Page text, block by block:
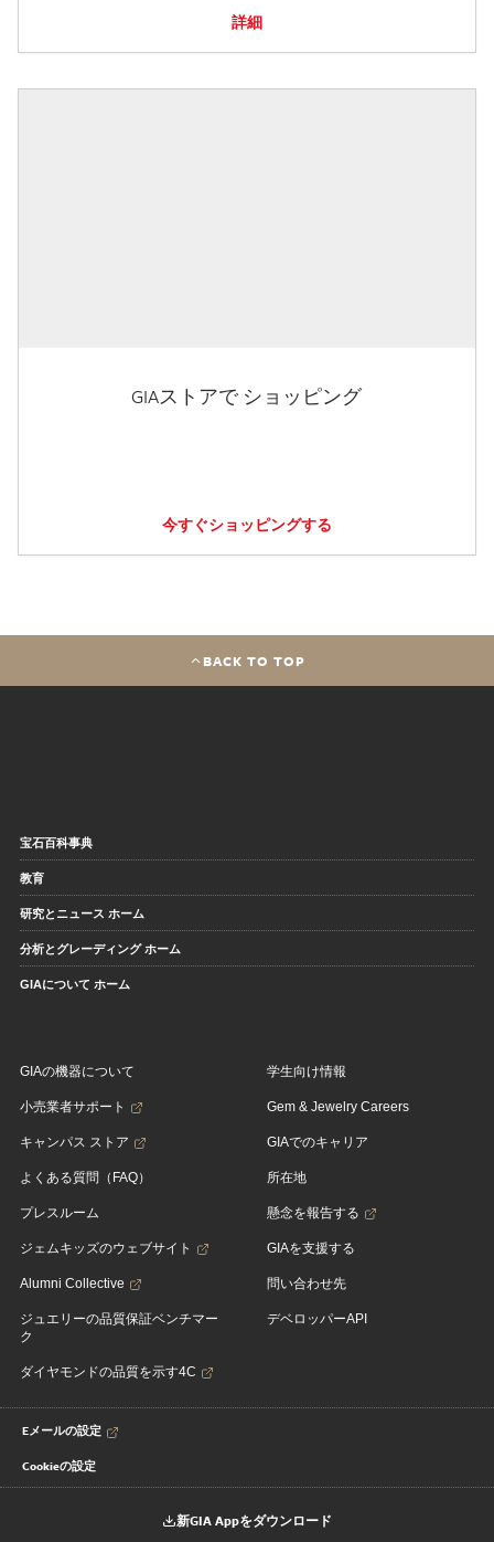
詳細
GIAストアで ショッピング
今すぐショッピングする
BACK TO TOP
宝石百科事典
教育
研究とニュース ホーム
分析とグレーディング ホーム
GIAについて ホーム
GIAの機器について
小売業者サポート
キャンパス ストア
よくある質問（FAQ）
プレスルーム
ジェムキッズのウェブサイト
Alumni Collective
ジュエリーの品質保証ベンチマー
ク
ダイヤモンドの品質を示す4C
学生向け情報
Gem & Jewelry Careers
GIAでのキャリア
所在地
懸念を報告する
GIAを支援する
問い合わせ先
デベロッパーAPI
Eメールの設定
Cookieの設定
新GIA Appをダウンロード